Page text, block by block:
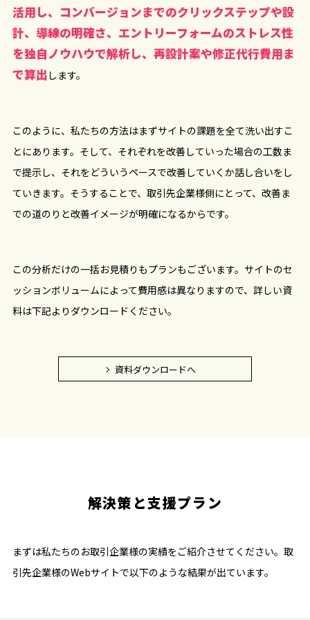
活用し、コンバージョンまでのクリックステップや設
計、導線の明確さ、エントリーフォームのストレス性
を独自ノウハウで解析し、再設計案や修正代行費用ま
で算出 します。
このように、私たちの方法はまずサイトの課題を全て洗い出すこ
とにあります。そして、それぞれを改善していった場合の工数ま
で提示し、それをどういうペースで改善していくか話し合いをし
ていきます。そうすることで、取引先企業様側にとって、改善ま
での道のりと改善イメージが明確になるからです。
この分析だけの一括お見積りもプランもございます。サイトのセ
ッションボリュームによって費用感は異なりますので、詳しい資
料は下記よりダウンロードください。
資料ダウンロードへ
解決策と支援プラン
まずは私たちのお取引企業様の実績をご紹介させてください。取
引先企業様のWebサイトで以下のような結果が出ています。